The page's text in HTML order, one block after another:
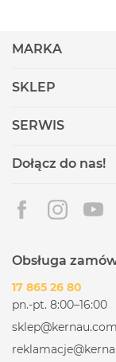
MARKA
SKLEP
SERWIS
Dołącz do nas!
Obsługa
17 865 26 80
pn.-pt. 8:00–16:00
sklep@kernau.com